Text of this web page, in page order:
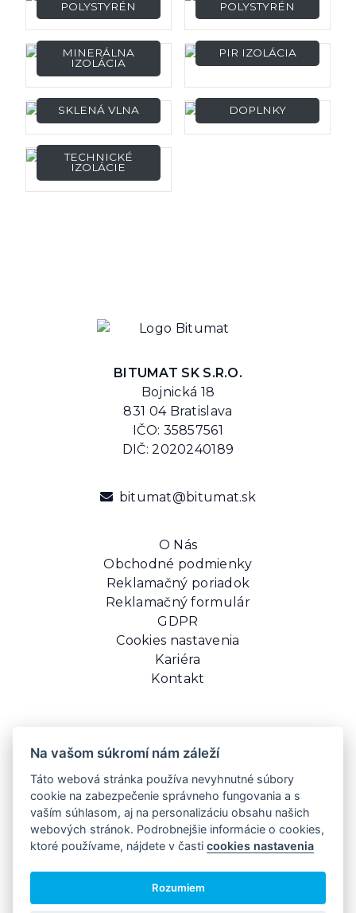
POLYSTYRÉN
POLYSTYRÉN
MINERÁLNA
IZOLÁCIA
PIR IZOLÁCIA
SKLENÁ VLNA DOPLNKY
TECHNICKÉ
IZOLÁCIE
BITUMAT SK S.R.O.
Bojnická 18
831 04 Bratislava
IČO: 35857561
DIČ: 2020240189
bitumat@bitumat.sk
O Nás
Obchodné podmienky
Reklamačný poriadok
Reklamačný formulár
GDPR
Cookies nastavenia
Kariéra
Kontakt
© 2026 BITUMAT SK S.R.O.
Všeobecné obchodné podmienky
Všetky ceny sú s DPH.
Na vašom súkromí nám záleží
Táto webová stránka používa nevyhnutné súbory
cookie na zabezpečenie správneho fungovania a s
vaším súhlasom, aj na personalizáciu obsahu našich
webových stránok. Podrobnejšie informácie o cookies,
ktoré používame, nájdete v časticookies nastavenia
Rozumiem